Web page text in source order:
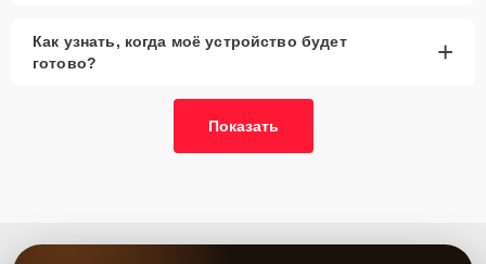
Как узнать, когда моё устройство будет
готово?
+
Показать